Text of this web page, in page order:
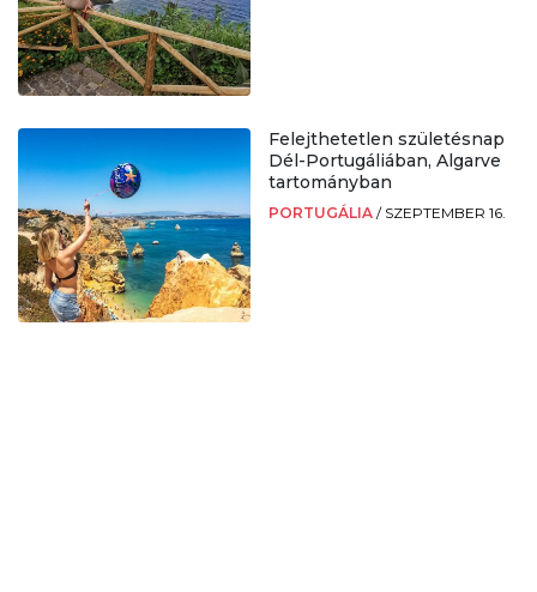
Felejthetetlen születésnap
Dél-Portugáliában, Algarve
tartományban
PORTUGÁLIA / SZEPTEMBER 16.